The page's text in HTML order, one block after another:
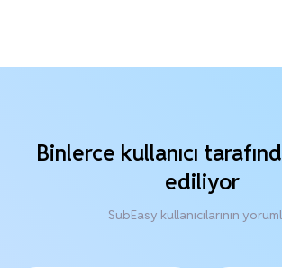
Binlerce kullanıcı
ediliyor
SubEasy kullanıcılarının